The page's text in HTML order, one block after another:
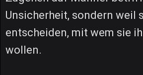
Unsicherheit, sondern weil
entscheiden, mit wem sie
wollen.